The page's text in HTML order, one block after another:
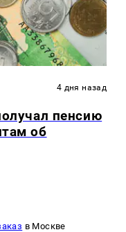
4 дня назад
пенсию
об
в Москве